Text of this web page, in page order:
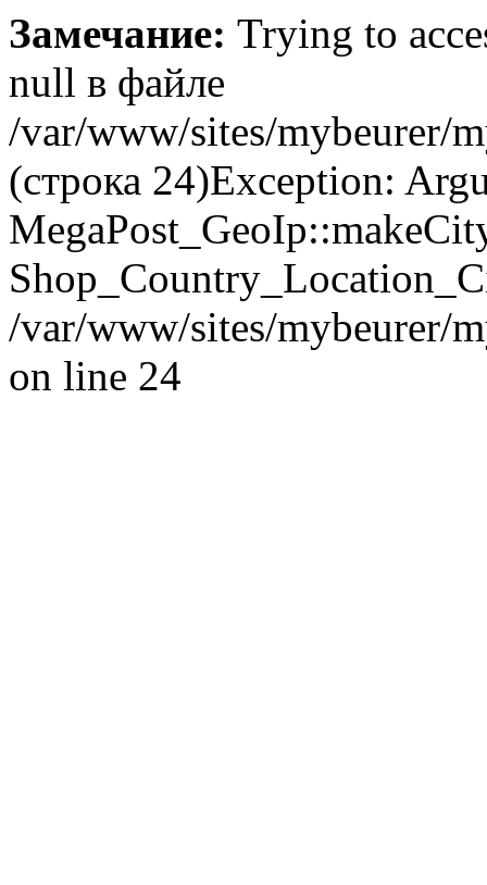
Замечание: Trying to
null в файле
/var/www/sites/mybeurer/
(строка 24)Exception:
/var/www/sites/mybeurer/
on line 24